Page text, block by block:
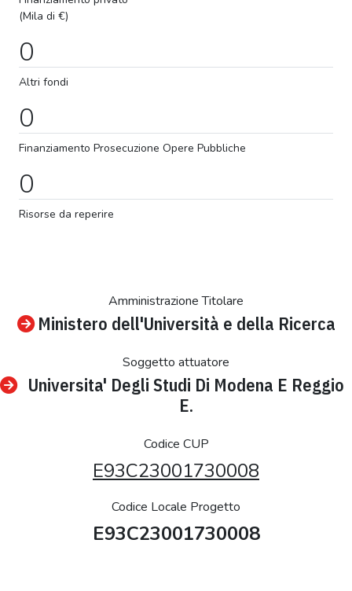
(Mila di €)
0
Altri fondi
0
Finanziamento Prosecuzione Opere Pubbliche
0
Risorse da reperire
Amministrazione Titolare
Ministero dell'Università e della Ricerca
Soggetto attuatore
Universita' Degli Studi Di Modena E Reggio
E.
Codice CUP
E93C23001730008
Codice Locale Progetto
E93C23001730008